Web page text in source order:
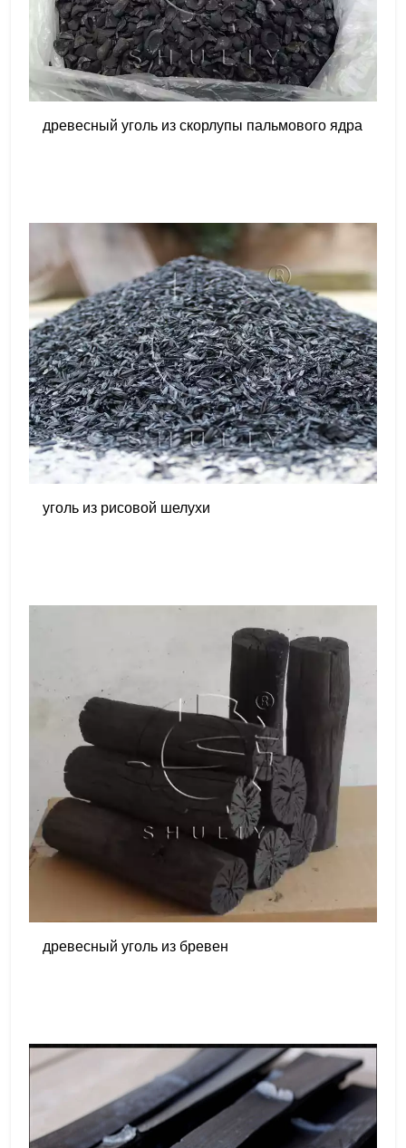
древесный уголь из скорлупы пальмового ядра
уголь из рисовой шелухи
древесный уголь из бревен